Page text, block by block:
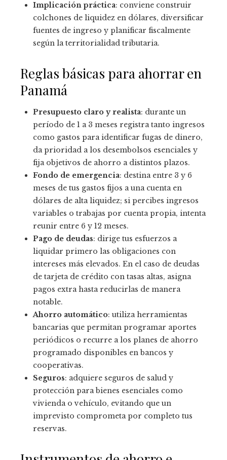
Implicación práctica: conviene construir
colchones de liquidez en dólares, diversificar
fuentes de ingreso y planificar fiscalmente
según la territorialidad tributaria.
Reglas básicas para ahorrar en
Panamá
Presupuesto claro y realista: durante un
período de 1 a 3 meses registra tanto ingresos
como gastos para identificar fugas de dinero,
da prioridad a los desembolsos esenciales y
fija objetivos de ahorro a distintos plazos.
Fondo de emergencia: destina entre 3 y 6
meses de tus gastos fijos a una cuenta en
dólares de alta liquidez; si percibes ingresos
variables o trabajas por cuenta propia, intenta
reunir entre 6 y 12 meses.
Pago de deudas: dirige tus esfuerzos a
liquidar primero las obligaciones con
intereses más elevados. En el caso de deudas
de tarjeta de crédito con tasas altas, asigna
pagos extra hasta reducirlas de manera
notable.
Ahorro automático: utiliza herramientas
bancarias que permitan programar aportes
periódicos o recurre a los planes de ahorro
programado disponibles en bancos y
cooperativas.
Seguros: adquiere seguros de salud y
protección para bienes esenciales como
vivienda o vehículo, evitando que un
imprevisto comprometa por completo tus
reservas.